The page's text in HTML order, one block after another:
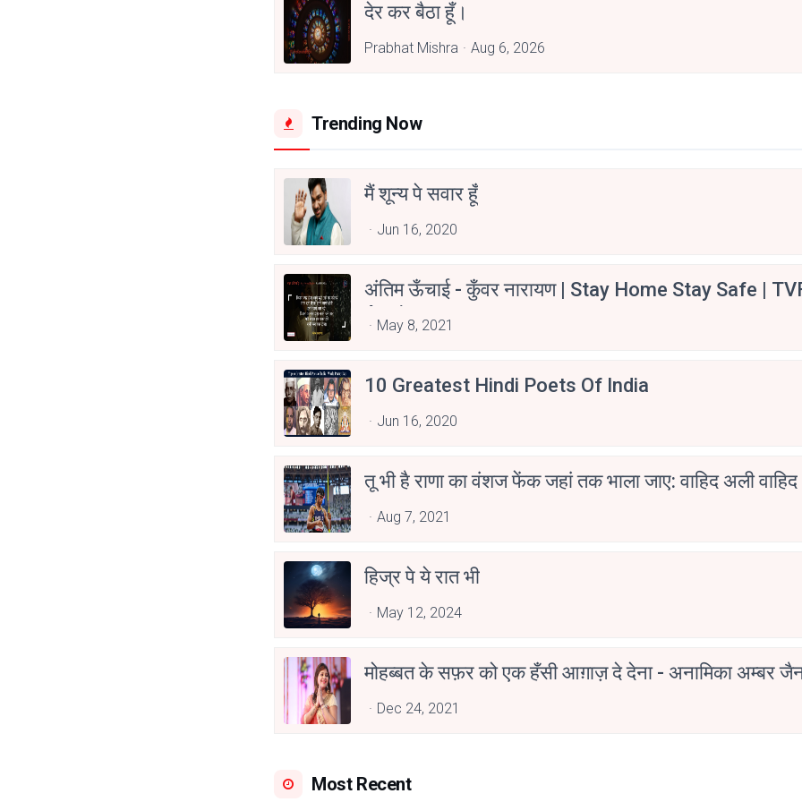
देर कर बैठा हूँ।
Prabhat Mishra Aug 6, 2026
Trending Now
मैं शून्य पे सवार हूँ
Jun 16, 2020
अंतिम ऊँचाई - कुँवर नारायण | Stay Home Stay Safe |
Aspirants
May 8, 2021
10 Greatest Hindi Poets Of India
Jun 16, 2020
तू भी है राणा का वंशज फेंक जहां तक भाला जाए: वाहिद अली वाहिद
Aug 7, 2021
हिज्र पे ये रात भी
May 12, 2024
मोहब्बत के सफ़र को एक हँसी आग़ाज़ दे देना - अनामिका अम्बर
Dec 24, 2021
Most Recent